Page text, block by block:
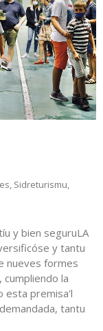
, Sidreturismu,
y bien seguruLA
y tantu
nueves formes
la
esta premisa'l
tantu